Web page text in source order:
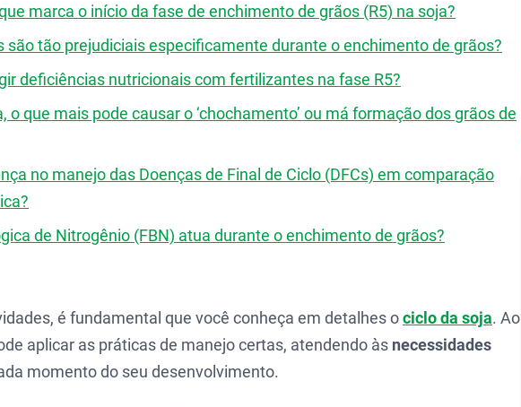
marca o início da fase de enchimento de grãos (R5) na soja?
são tão prejudiciais especificamente durante o enchimento de grãos?
deficiências nutricionais com fertilizantes na fase R5?
o que mais pode causar o ‘chochamento’ ou má formação dos grãos de
no manejo das Doenças de Final de Ciclo (DFCs) em comparação
de Nitrogênio (FBN) atua durante o enchimento de grãos?
é fundamental que você conheça em detalhes ociclo da soja. Ao
aplicar as práticas de manejo certas, atendendo às necessidades
momento do seu desenvolvimento.